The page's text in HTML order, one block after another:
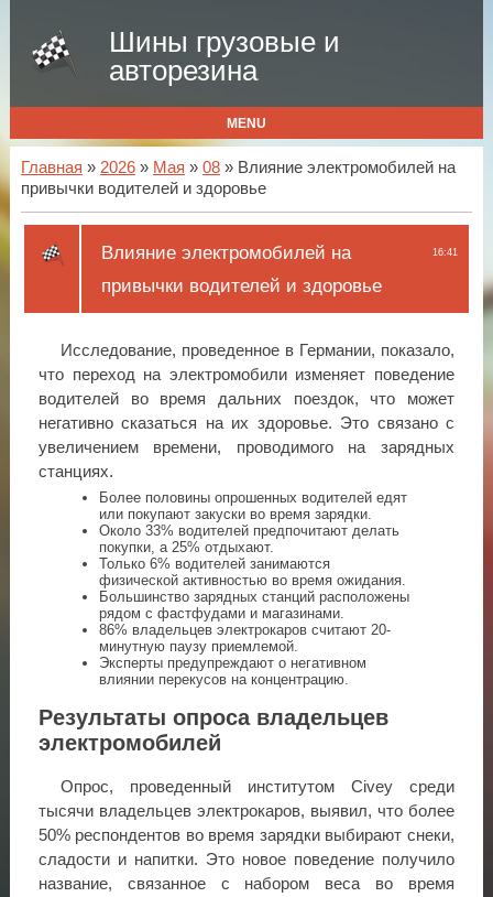
Шины грузовые и
авторезина
MENU
Главная » 2026 » Мая » 08» Влияние электромобилей на
привычки водителей и здоровье
16:41
Влияние электромобилей на
привычки водителей и здоровье
Исследование, проведенное в Германии, показало,
что переход на электромобили изменяет поведение
водителей во время дальних поездок, что может
негативно сказаться на их здоровье. Это связано с
увеличением времени, проводимого на зарядных
станциях.
Более половины опрошенных водителей едят
или покупают закуски во время зарядки.
Около 33% водителей предпочитают делать
покупки, а 25% отдыхают.
Только 6% водителей занимаются
физической активностью во время ожидания.
Большинство зарядных станций расположены
рядом с фастфудами и магазинами.
86% владельцев электрокаров считают 20-
минутную паузу приемлемой.
Эксперты предупреждают о негативном
влиянии перекусов на концентрацию.
Результаты опроса владельцев
электромобилей
Опрос, проведенный институтом Civey среди
тысячи владельцев электрокаров, выявил, что более
50% респондентов во время зарядки выбирают снеки,
сладости и напитки. Это новое поведение получило
название, связанное с набором веса во время